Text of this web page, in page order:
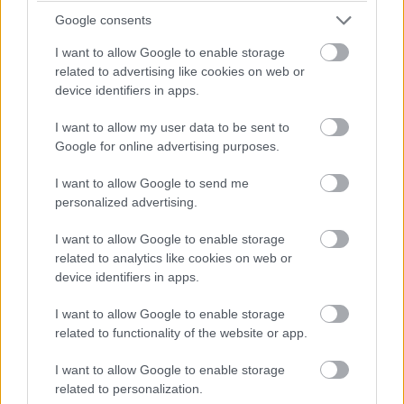
Google consents
I want to allow Google to enable storage
related to advertising like cookies on web or
device identifiers in apps.
I want to allow my user data to be sent to
Google for online advertising purposes.
I want to allow Google to send me
personalized advertising.
I want to allow Google to enable storage
related to analytics like cookies on web or
device identifiers in apps.
I want to allow Google to enable storage
related to functionality of the website or app.
I want to allow Google to enable storage
related to personalization.
Mozilla developing geolocation
data service for public use
Zach Miners|2013 október 29. 06:19
The privacy-aware project will use publicly
available cell tower and Wi-Fi signals.
Mozilla is working on a geolocation data service using
cell tower and Wi-Fi signals to give developers what it